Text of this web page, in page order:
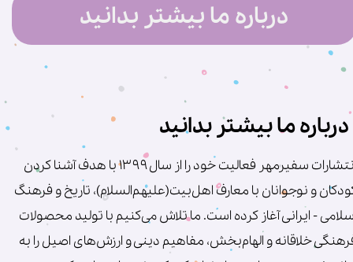
درباره ما بیشتر بدانید
انتشارات سفیرمهر فعالیت خود را از سال ۱۳۹۹ با هدف آشنا کردن
و نوجوانان با معارف اهل‌بیت(علیهم‌السلام)، تاریخ و فرهنگ
- ایرانی آغاز کرده است. ما تلاش می‌کنیم با تولید محصولات
خلاقانه و الهام‌بخش، مفاهیم دینی و ارزش‌های اصیل را به
درباره ما بیشتر بدانید